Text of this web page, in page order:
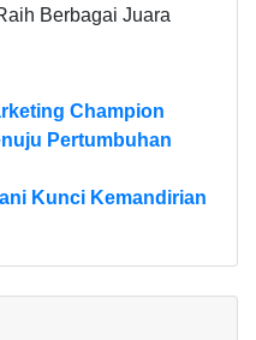
Berbagai Juara
Champion
Pertumbuhan
Kunci Kemandirian